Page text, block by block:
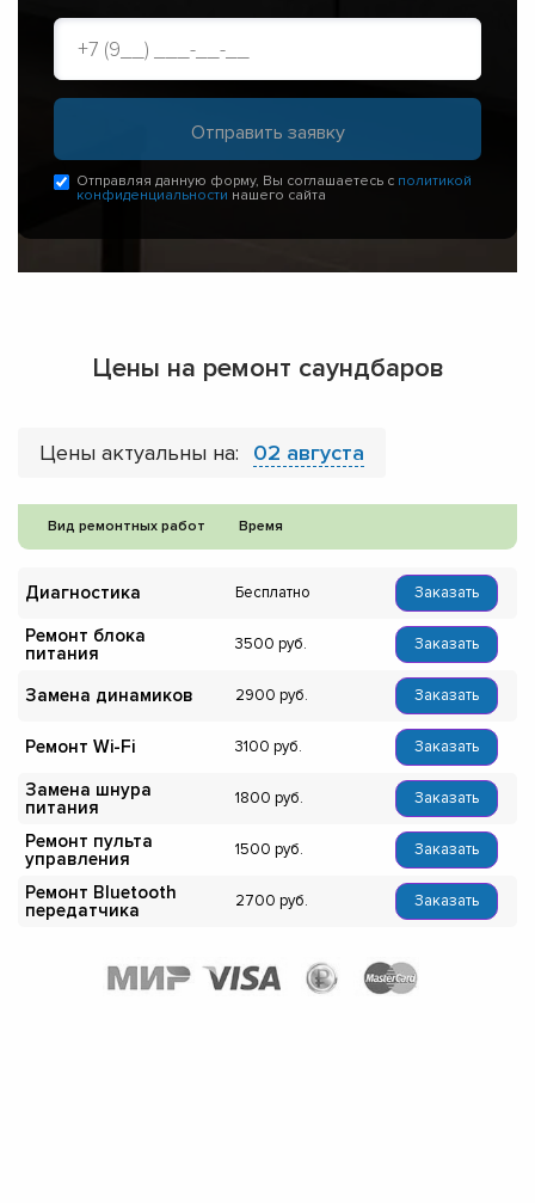
Отправляя данную форму, Вы соглашаетесь с политикой
конфиденциальности нашего сайта
Цены на ремонт саундбаров
Цены актуальны на: 02 августа
Вид ремонтных работ Время
Диагностика Бесплатно Заказать
Ремонт блока
питания
3500 Заказать
Замена динамиков 2900 Заказать
Ремонт Wi-Fi 3100 Заказать
Замена шнура
питания
1800 Заказать
Ремонт пульта
управления
1500 Заказать
Ремонт Bluetooth
передатчика
2700 Заказать